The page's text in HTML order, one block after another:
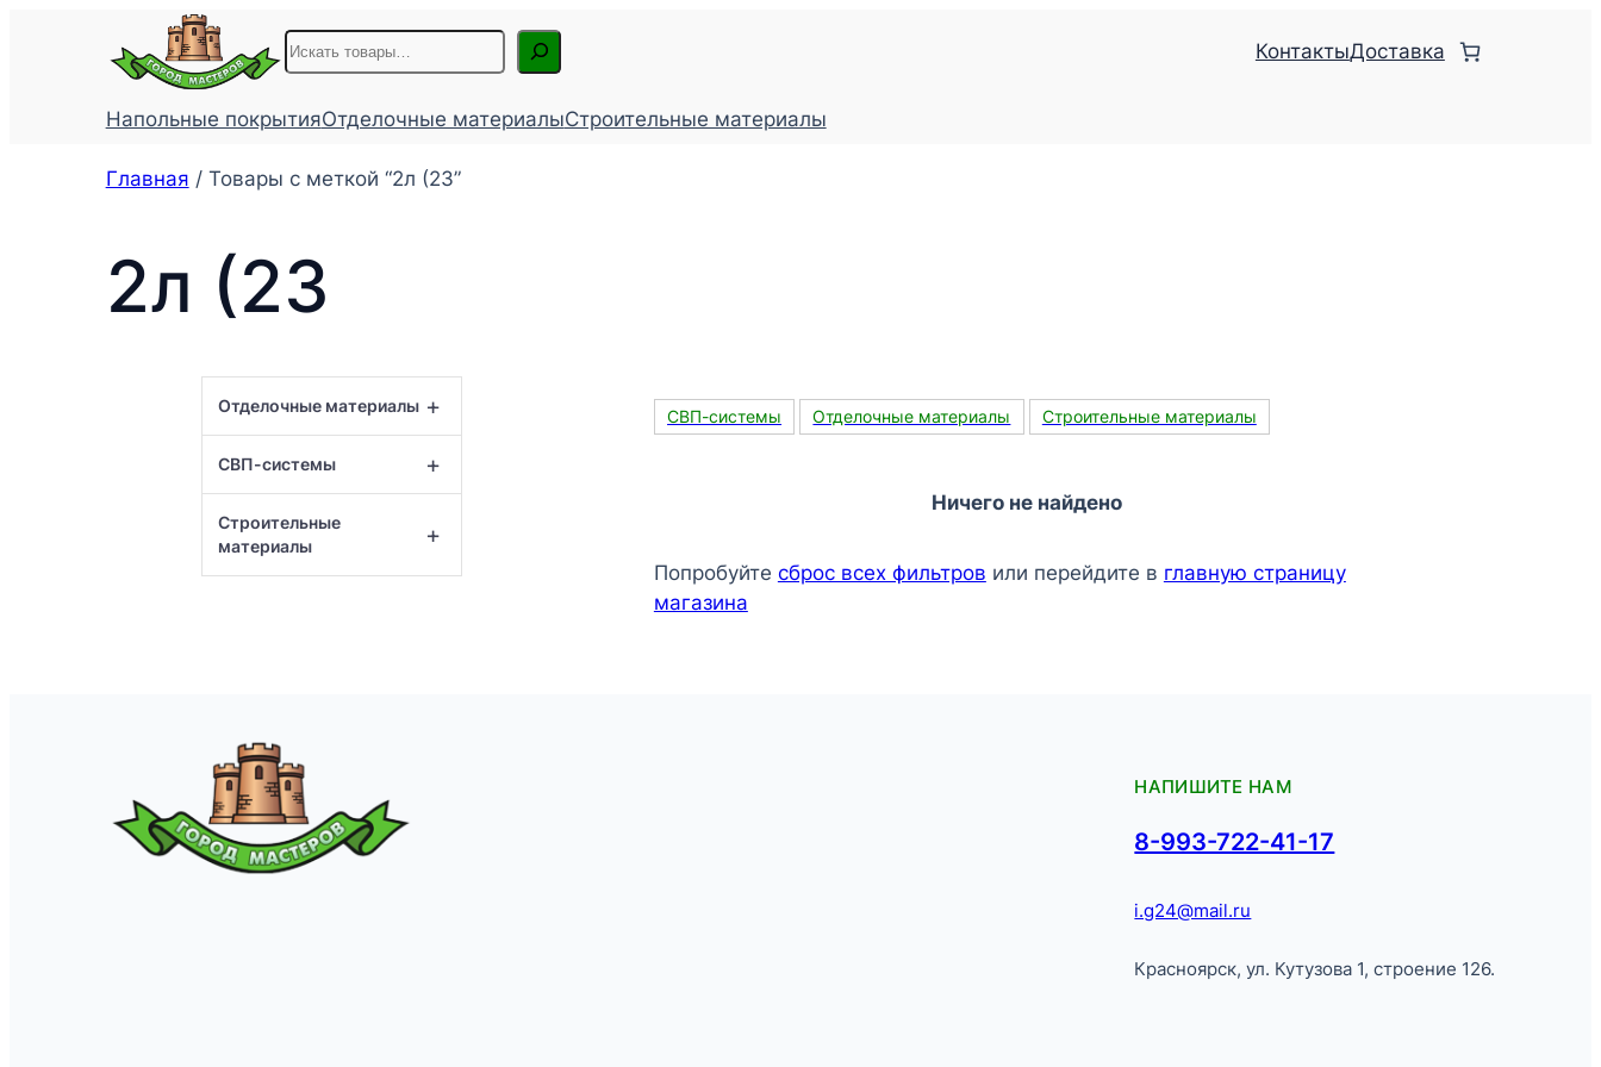
содержимому
Поиск
КонтактыДоставка
Напольные покрытияОтделочные материалыСтроительные материалы
Главная / Товары с меткой “2л (23”
2л (23
+
Отделочные материалы
+
СВП-системы
+
Строительные
материалы
СВП-системы Отделочные материалы Строительные материалы
Ничего не найдено
Попробуйте сброс всех фильтров или перейдите в главную страницу
магазина
НАПИШИТЕ НАМ
8-993-722-41-17
i.g24@mail.ru
Красноярск, ул. Кутузова 1, строение 126.